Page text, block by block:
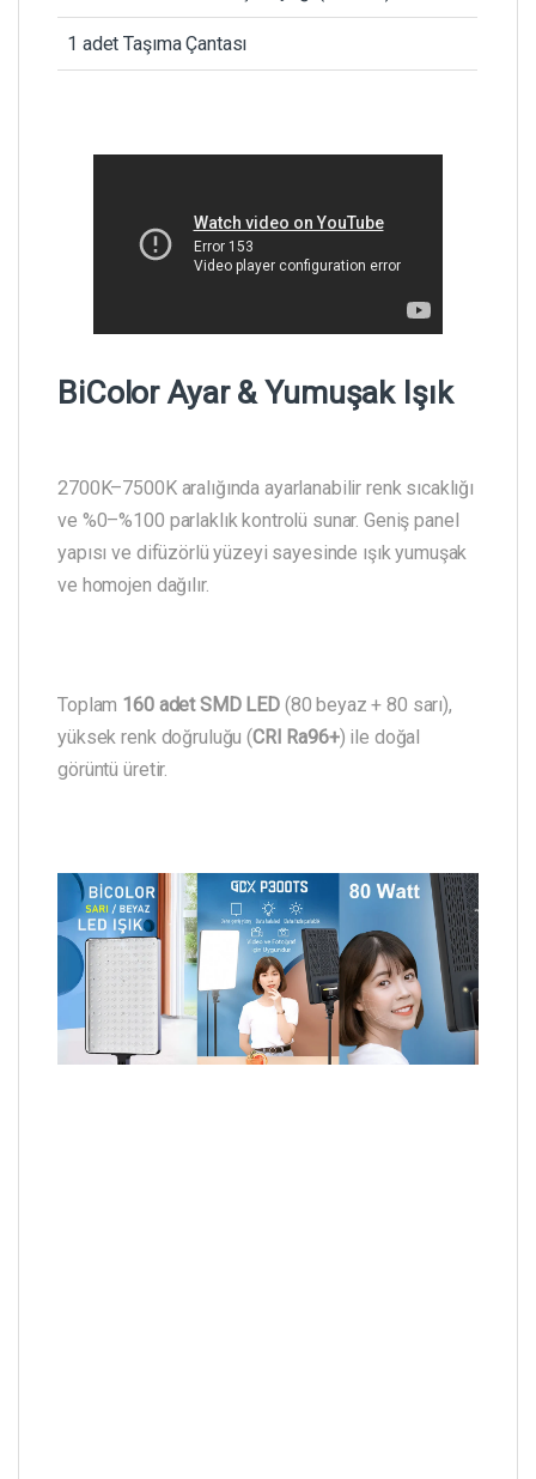
1 adet Taşıma Çantası
BiColor Ayar & Yumuşak Işık
2700K–7500K aralığında ayarlanabilir renk sıcaklığı
ve %0–%100 parlaklık kontrolü sunar. Geniş panel
yapısı ve difüzörlü yüzeyi sayesinde ışık yumuşak
ve homojen dağılır.
Toplam 160 adet SMD LED(80 beyaz + 80 sarı),
yüksek renk doğruluğu (CRI Ra96+) ile doğal
görüntü üretir.